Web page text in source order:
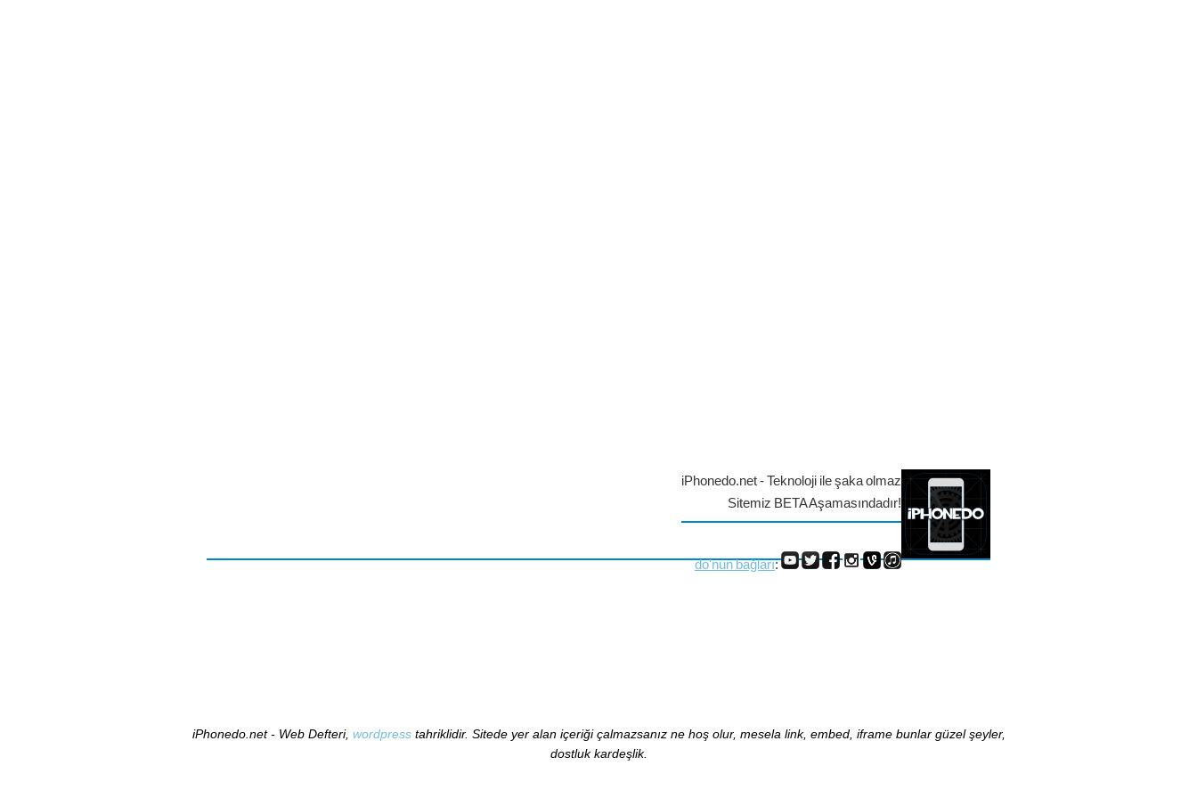
iPhonedo.net - Teknoloji ile şaka olmaz
Sitemiz BETA Aşamasındadır!
do'nun bağları:
iPhonedo.net - Web Defteri, wordpresstahriklidir. Sitede yer alan içeriği çalmazsanız ne hoş olur, mesela link, embed, iframe bunlar güzel şeyler,
dostluk kardeşlik.